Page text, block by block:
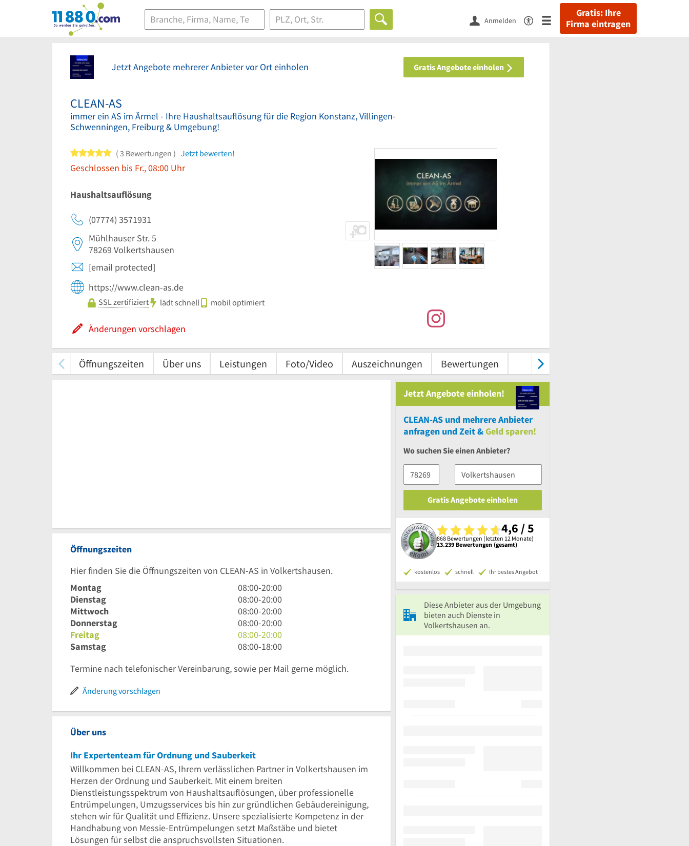
11880.com
Gratis: Ihre
Firma eintragen
Anmelden
Jetzt Angebote mehrerer Anbieter vor Ort einholen Gratis Angebote einholen
CLEAN-AS
immer ein AS im Ärmel - Ihre Haushaltsauflösung für die Region Konstanz, Villingen-
Schwenningen, Freiburg & Umgebung!
5 von 5 Sternen
3 Bewertungen Jetzt bewerten!
Geschlossen bis Fr., 08:00 Uhr
Haushaltsauflösung
(07774) 3571931
Mühlhauser Str. 5
78269 Volkertshausen
[email protected]
https://www.clean-as.de
SSL zertifiziert lädt schnell mobil optimiert
Änderungen vorschlagen
Öffnungszeiten Über uns Leistungen Foto/Video Auszeichnungen Bewertungen Karte & Route
Öffnungszeiten
Hier finden Sie die Öffnungszeiten von CLEAN-AS in Volkertshausen.
Montag
8
Uhr
bis
20
Uhr
08:00-20:00
Dienstag
8
Uhr
bis
20
Uhr
08:00-20:00
Mittwoch
8
Uhr
bis
20
08:00-20:00
Donnerstag
8
Uhr
bis
Uhr
08:00-20:00
Freitag
8
Uhr
20
08:00-20:00
Samstag
8
bis
08:00-18:00
Termine nach telefonischer Vereinbarung, sowie per Mail gerne möglich.
Änderung vorschlagen
Über uns
Ihr Expertenteam für Ordnung und Sauberkeit
Willkommen bei CLEAN-AS, Ihrem verlässlichen Partner in Volkertshausen im
Herzen der Ordnung und Sauberkeit. Mit einem breiten
Dienstleistungsspektrum von Haushaltsauflösungen, über professionelle
Entrümpelungen, Umzugsservices bis hin zur gründlichen Gebäudereinigung,
stehen wir für Qualität und Effizienz. Unsere spezialisierte Kompetenz in der
Handhabung von Messie-Entrümpelungen setzt Maßstäbe und bietet
Lösungen für selbst die anspruchsvollsten Situationen.
Jetzt Angebote einholen!
CLEAN-AS und mehrereAnbieter
anfragen und Zeit &Geld sparen!
Wo suchen Sie einen Anbieter?
Gratis Angebote einholen
4,6 / 5
868 Bewertungen (letzten 12 Monate)
13.239 Bewertungen (gesamt)
kostenlos schnell Ihr bestes Angebot
Diese Anbieter aus der Umgebung
bieten auch Dienste in
Volkertshausen an.